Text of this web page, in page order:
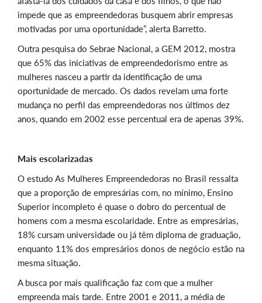
impede que as empreendedoras busquem abrir empresas
motivadas por uma oportunidade”, alerta Barretto.
Outra pesquisa do Sebrae Nacional, a GEM 2012, mostra
que 65% das iniciativas de empreendedorismo entre as
mulheres nasceu a partir da identificação de uma
oportunidade de mercado. Os dados revelam uma forte
mudança no perfil das empreendedoras nos últimos dez
anos, quando em 2002 esse percentual era de apenas 39%.
Mais escolarizadas
O estudo As Mulheres Empreendedoras no Brasil ressalta
que a proporção de empresárias com, no mínimo, Ensino
Superior incompleto é quase o dobro do percentual de
homens com a mesma escolaridade. Entre as empresárias,
18% cursam universidade ou já têm diploma de graduação,
enquanto 11% dos empresários donos de negócio estão na
mesma situação.
A busca por mais qualificação faz com que a mulher
empreenda mais tarde. Entre 2001 e 2011, a média de